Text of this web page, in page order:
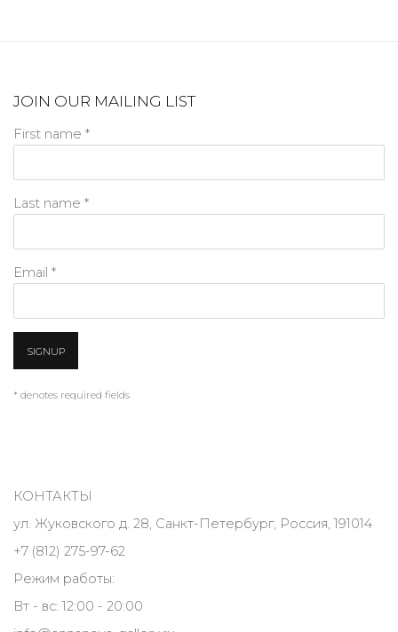
JOIN OUR MAILING LIST
First name *
Last name *
Email *
SIGNUP
* denotes required fields
КОНТАКТЫ
ул. Жуковского д. 28, Санкт-Петербург, Россия, 191014
+7 (812) 275-97-62
Режим работы:
Вт - вс: 12:00 - 20:00